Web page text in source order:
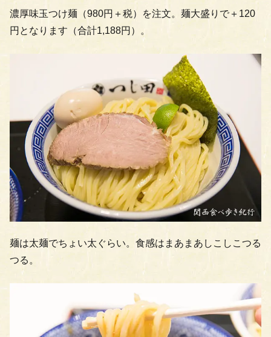
濃厚味玉つけ麺（980円＋税）を注文。麺大盛りで＋120
円となります（合計1,188円）。
麺は太麺でちょい太ぐらい。食感はまあまあしこしこつる
つる。